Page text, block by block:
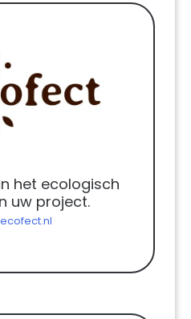
het ecologisch
uw project.